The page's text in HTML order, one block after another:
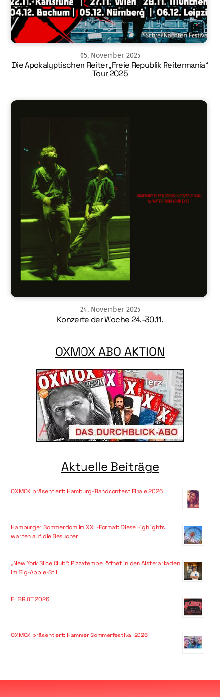
05. November 2025
Die Apokalyptischen Reiter „Freie Republik Reitermania“
Tour 2025
24. November 2025
Konzerte der Woche 24.-30.11.
OXMOX ABO AKTION
Aktuelle Beiträge
OXMOX präsentiert: Hamburg-Bandcontest Finale 2026
Hamburger Sommerdom im XXL-Format: Diese Highlights
warten auf die Besucher
„New York Slice Club“: Pizzatempel öffnet in den Alsterarkaden
im Big-Apple-Stil
ELBRIOT 2026
OXMOX präsentiert: Hammer Sommerfestival 2026